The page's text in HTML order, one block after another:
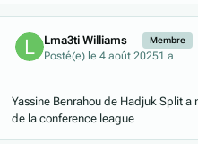
Lma3ti Williams Membre
Posté(e) le 4 août 20251 a
Yassine Benrahou de Hadjuk Split
de la conference league